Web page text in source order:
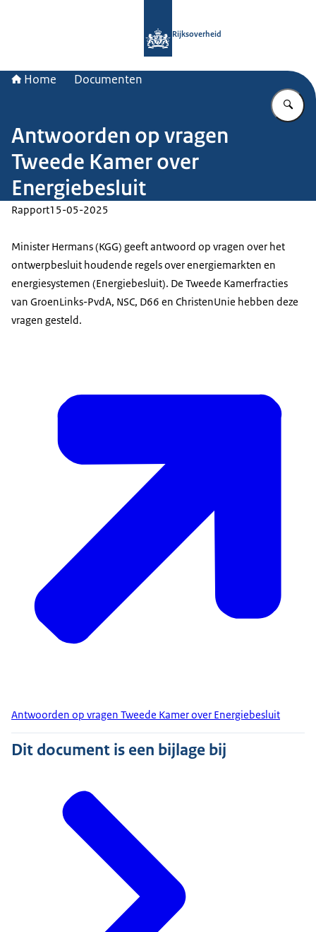
Rijksoverheid
Home Documenten
Antwoorden op vragen
Tweede Kamer over
Energiebesluit
Rapport15-05-2025
Minister Hermans (KGG) geeft antwoord op vragen over het
ontwerpbesluit houdende regels over energiemarkten en
energiesystemen (Energiebesluit). De Tweede Kamerfracties
van GroenLinks-PvdA, NSC, D66 en ChristenUnie hebben deze
vragen gesteld.
Antwoorden op vragen Tweede Kamer over Energiebesluit
Dit document is een bijlage bij